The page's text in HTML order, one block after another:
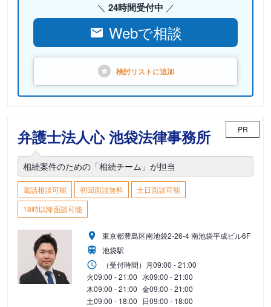
24時間受付中
Webで相談
検討リストに追加
弁護士法人心 池袋法律事務所 PR
相続案件のための「相続チーム」が担当
電話相談可能 初回面談無料
土日面談可能
18時以降面談可能
東京都豊島区南池袋2-26-4 南池袋平成ビル6F
池袋駅
（受付時間） 月09:00 - 21:00
火09:00 - 21:00 水09:00 - 21:00
木09:00 - 21:00 金09:00 - 21:00
土09:00 - 18:00 日09:00 - 18:00